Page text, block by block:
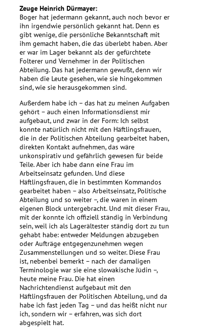
Zeuge Heinrich Dürmayer:
Boger hat jedermann gekannt, auch noch bevor er
ihn irgendwie persönlich gekannt hat. Denn es
gibt wenige, die persönliche Bekanntschaft mit
ihm gemacht haben, die das überlebt haben. Aber
er war im Lager bekannt als der gefürchtete
Folterer und Vernehmer in der Politischen
Abteilung. Das hat jedermann gewußt, denn wir
haben die Leute gesehen, wie sie hingekommen
sind, wie sie herausgekommen sind.
Außerdem habe ich – das hat zu meinen Aufgaben
gehört – auch einen Informationsdienst mir
aufgebaut, und zwar in der Form: Ich selbst
konnte natürlich nicht mit den Häftlingsfrauen,
die in der Politischen Abteilung gearbeitet haben,
direkten Kontakt aufnehmen, das wäre
unkonspirativ und gefährlich gewesen für beide
Teile. Aber ich habe dann eine Frau im
Arbeitseinsatz gefunden. Und diese
Häftlingsfrauen, die in bestimmten Kommandos
gearbeitet haben – also Arbeitseinsatz, Politische
Abteilung und so weiter –, die waren in einem
eigenen Block untergebracht. Und mit dieser Frau,
mit der konnte ich offiziell ständig in Verbindung
sein, weil ich als Lagerältester ständig dort zu tun
gehabt habe: entweder Meldungen abzugeben
oder Aufträge entgegenzunehmen wegen
Zusammenstellungen und so weiter. Diese Frau
ist, nebenbei bemerkt – nach der damaligen
Terminologie war sie eine slowakische Jüdin –,
heute meine Frau. Die hat einen
Nachrichtendienst aufgebaut mit den
Häftlingsfrauen der Politischen Abteilung, und da
habe ich fast jeden Tag – und das heißt nicht nur
ich, sondern wir – erfahren, was sich dort
abgespielt hat.